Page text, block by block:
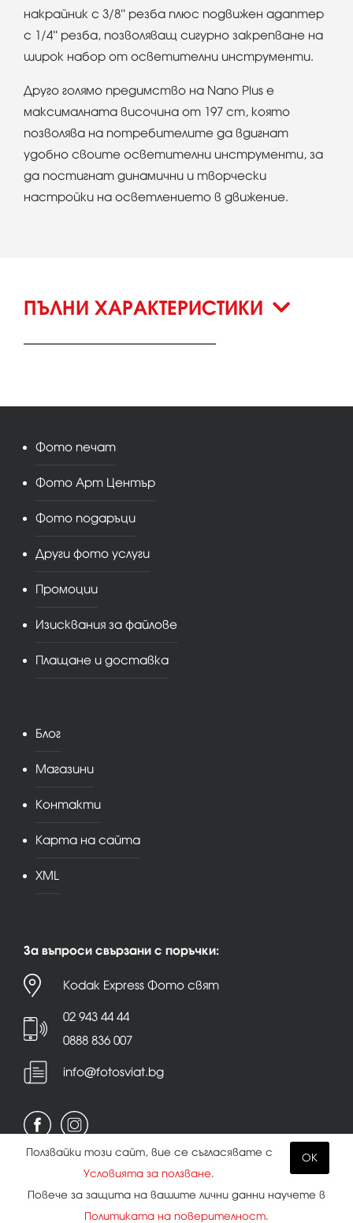
накрайник с 3/8'' резба плюс подвижен адаптер
с 1/4'' резба, позволяващ сигурно закрепване на
широк набор от осветителни инструменти.
Друго голямо предимство на Nano Plus е
максималната височина от 197 cm, която
позволява на потребителите да вдигнат
удобно своите осветителни инструменти, за
да постигнат динамични и творчески
настройки на осветлението в движение.
ПЪЛНИ ХАРАКТЕРИСТИКИ
Фото печат
Фото Арт Център
Фото подаръци
Други фото услуги
Промоции
Изисквания за файлове
Плащане и доставка
Блог
Магазини
Контакти
Карта на сайта
XML
За въпроси свързани с поръчки:
Kodak Express Фото свят
02 943 44 44
0888 836 007
info@fotosviat.bg
|Бисквитки
OK
Ползвайки този сайт, вие се съгласявате с
Условията за ползване.
Повече за защита на вашите лични данни научете в
Политиката на поверителност.